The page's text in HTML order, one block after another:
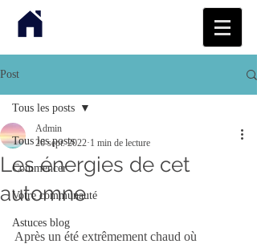
Post
Tous les posts
Commencer
Votre communauté
Astuces blog
Tous les posts
Les énergies de cet
automne
Admin
26 sept. 2022 1 min de lecture
Après un été extrêmement chaud où